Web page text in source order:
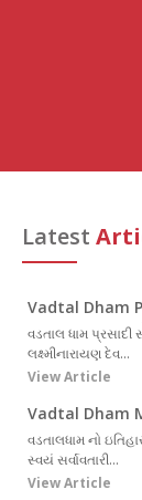
Latest
Vadtal Dham
વડતાલ ધામ
વડતાલ ધામ
લક્ષ્મીનારાયણ દેવ...
View Article
Vadtal Dham
વડતાલધામ નો
સ્વયં સર્વાવતારી...
View Article